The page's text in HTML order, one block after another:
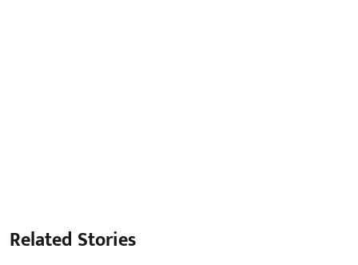
Related Stories